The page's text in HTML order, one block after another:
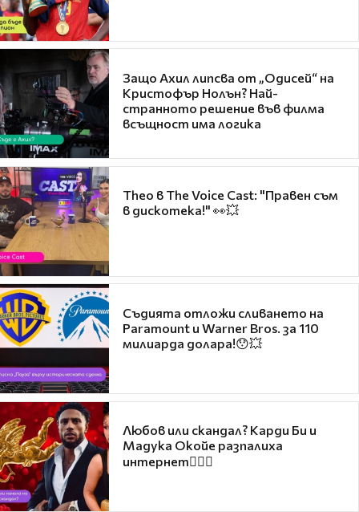
Защо Ахил липсва от „Одисей“ на
Кристофър Нолън? Най-
странното решение във филма
всъщност има логика
Theo в The Voice Cast: "Правен съм
в дискотека!" 👀💥
Съдията отложи сливането на
Paramount и Warner Bros. за 110
милиарда долара!😯💥
Любов или скандал? Карди Би и
Мадука Окойе разпалиха
интернет❤️‍🔥🔥